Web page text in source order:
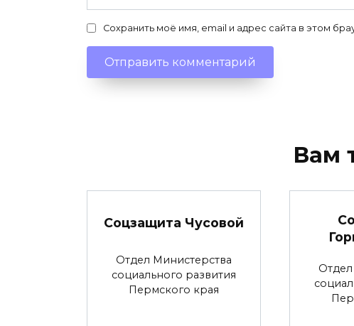
Сохранить моё имя, email и адрес сайта в этом
Вам
Соцзащита Чусовой
Отдел Министерства
социального развития
Пермского края